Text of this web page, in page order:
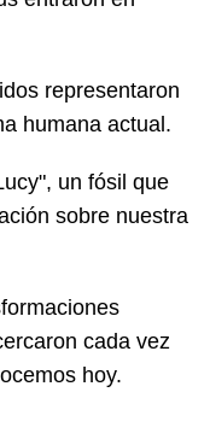
representaron
humana actual.
un fósil que
sobre nuestra
cada vez
hoy.